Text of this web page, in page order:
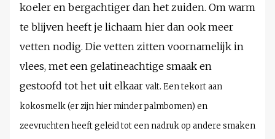
koeler en bergachtiger dan het zuiden. Om warm
te blijven heeft je lichaam hier dan ook meer
vetten nodig. Die vetten zitten voornamelijk in
vlees, met een gelatineachtige smaak en
gestoofd tot het uit elkaar valt. Een tekort aan
kokosmelk (er zijn hier minder palmbomen) en
zeevruchten heeft geleid tot een nadruk op andere smaken